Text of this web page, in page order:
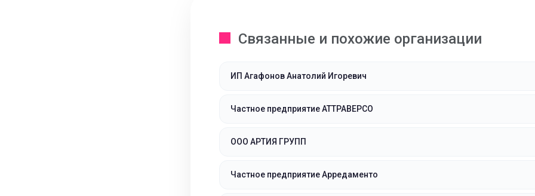
Связанные и похожие организации
ИП Агафонов Анатолий Игоревич
Частное предприятие АТТРАВЕРСО
ООО АРТИЯ ГРУПП
Частное предприятие Арредаменто